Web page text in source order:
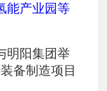
能产业园等
明阳集团举
备制造项目